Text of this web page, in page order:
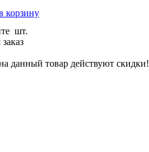
корзину
шт.
данный товар действуют скидки!